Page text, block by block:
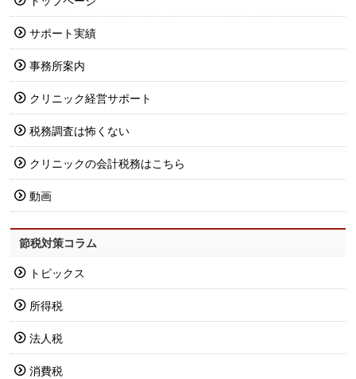
サポート実績
事務所案内
クリニック経営サポート
税務調査は怖くない
クリニックの会計税務はこちら
動画
節税対策コラム
トピックス
所得税
法人税
消費税